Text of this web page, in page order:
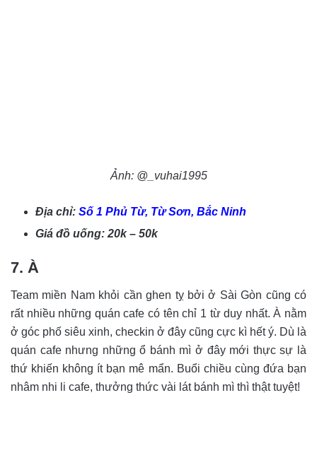
Ảnh: @_vuhai1995
Địa chỉ: Số 1 Phủ Từ, Từ Sơn, Bắc Ninh
Giá đồ uống: 20k – 50k
7. À
Team miền Nam khỏi cần ghen tỵ bởi ở Sài Gòn cũng có
rất nhiều những quán cafe có tên chỉ 1 từ duy nhất. À nằm
ở góc phố siêu xinh, checkin ở đây cũng cực kì hết ý. Dù là
quán cafe nhưng những ổ bánh mì ở đây mới thực sự là
thứ khiến không ít bạn mê mẩn. Buổi chiều cùng đứa bạn
nhâm nhi li cafe, thưởng thức vài lát bánh mì thì thật tuyệt!